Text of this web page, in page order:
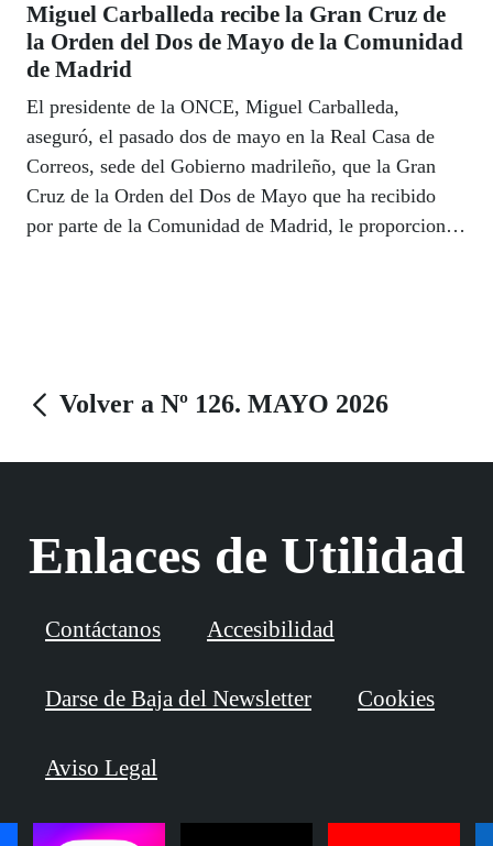
Miguel Carballeda recibe la Gran Cruz de
la Orden del Dos de Mayo de la Comunidad
de Madrid
El presidente de la ONCE, Miguel Carballeda,
aseguró, el pasado dos de mayo en la Real Casa de
Correos, sede del Gobierno madrileño, que la Gran
Cruz de la Orden del Dos de Mayo que ha recibido
por parte de la Comunidad de Madrid, le proporciona
Volver a Nº 126. MAYO 2026
Enlaces de Utilidad
Contáctanos Accesibilidad
Darse de Baja del Newsletter Cookies
Aviso Legal